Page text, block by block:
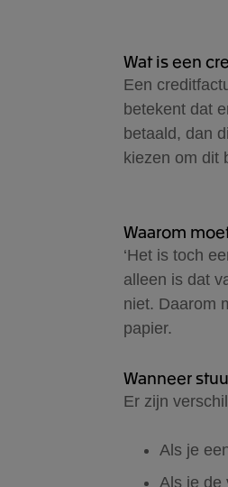
Wat is een
Een
betekent dat
betaald, dan
kiezen om dit
Waarom
‘Het is toch
alleen is dat
niet. Daarom
papier.
Wanneer
Er zijn
Als je
Als je de